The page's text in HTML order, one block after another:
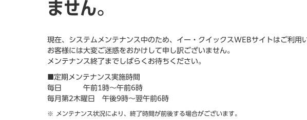
ません。
現在、システムメンテナンス中のため、イー・クイックスWEBサイトはご利用
お客様には大変ご迷惑をおかけして申し訳ございません。
メンテナンス終了までしばらくお待ちください。
■定期メンテナンス実施時間
毎日 午前1時～午前6時
毎月第2木曜日 午後9時～翌午前6時
メンテナンス状況により、終了時間が前後する場合がございます。